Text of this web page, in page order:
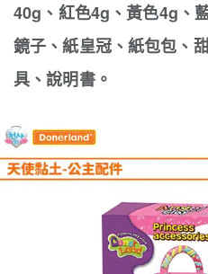
40g、紅色4g、黃色4g、
鏡子、紙皇冠、紙包包、
具、說明書。